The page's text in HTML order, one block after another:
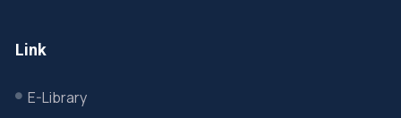
Link
E-Library